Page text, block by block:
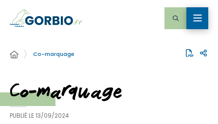
Co-marquage
Co-marquage
PUBLIÉ LE13/09/2024